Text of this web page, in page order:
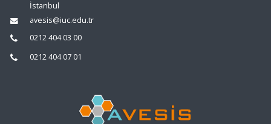
İstanbul
avesis@iuc.edu.tr
0212 404 03 00
0212 404 07 01